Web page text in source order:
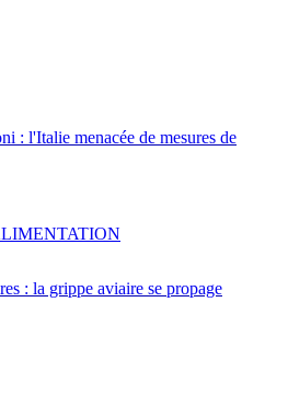
: l'Italie menacée de mesures de
: la grippe aviaire se propage